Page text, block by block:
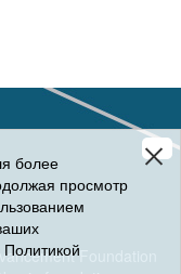
более
просмотр
Foundation